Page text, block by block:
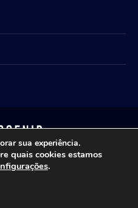
Advocacia. Todos os
por
sua experiência.
quais cookies estamos
.